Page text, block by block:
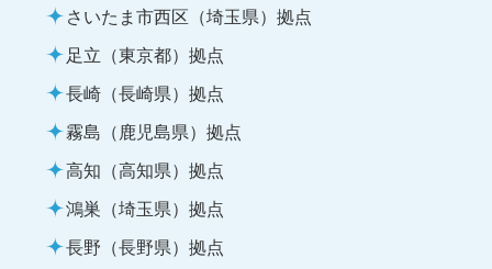
さいたま市西区（埼玉県）拠点
足立（東京都）拠点
長崎（長崎県）拠点
霧島（鹿児島県）拠点
高知（高知県）拠点
鴻巣（埼玉県）拠点
長野（長野県）拠点